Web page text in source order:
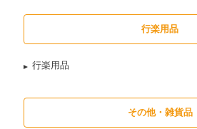
行楽用品
行楽用品
その他・雑貨品